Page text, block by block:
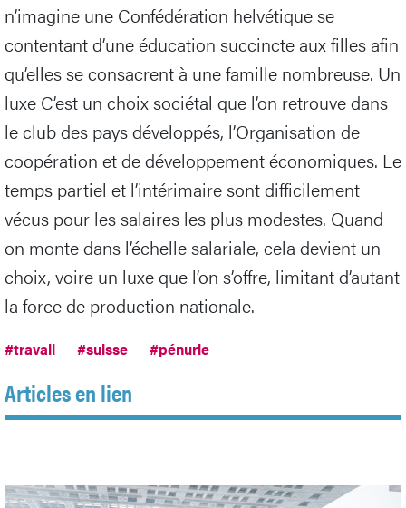
n’imagine une Confédération helvétique se
contentant d’une éducation succincte aux filles afin
qu’elles se consacrent à une famille nombreuse. Un
luxe C’est un choix sociétal que l’on retrouve dans
le club des pays développés, l’Organisation de
coopération et de développement économiques. Le
temps partiel et l’intérimaire sont difficilement
vécus pour les salaires les plus modestes. Quand
on monte dans l’échelle salariale, cela devient un
choix, voire un luxe que l’on s’offre, limitant d’autant
la force de production nationale.
#travail #suisse #pénurie
Articles en lien